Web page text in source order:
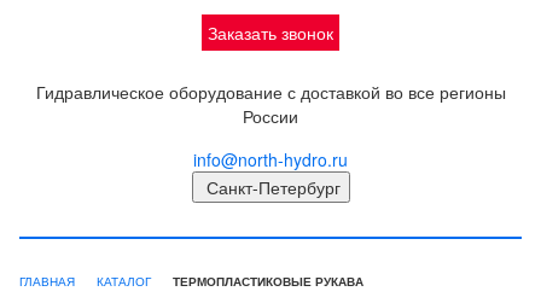
Заказать звонок
Гидравлическое оборудование с доставкой во все регионы
России
info@north-hydro.ru
Санкт-Петербург
ГЛАВНАЯ КАТАЛОГ ТЕРМОПЛАСТИКОВЫЕ РУКАВА